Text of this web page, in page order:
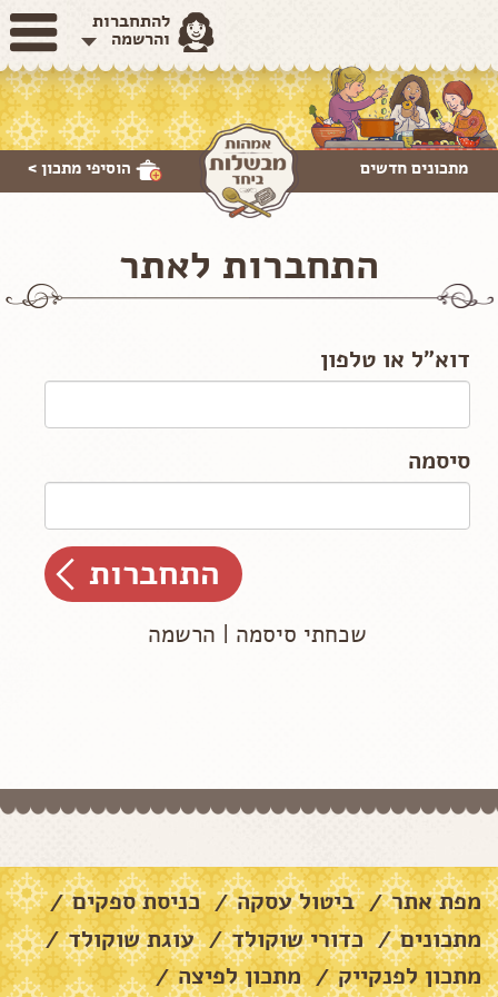
להתחברות
והרשמה
הוסיפי מתכון > מתכונים חדשים
התחברות לאתר
דוא"ל או טלפון
סיסמה
שכחתי סיסמה | הרשמה
מפת אתר / ביטול עסקה / כניסת ספקים /
מתכונים / כדורי שוקולד / עוגת שוקולד /
מתכון לפנקייק / מתכון לפיצה /